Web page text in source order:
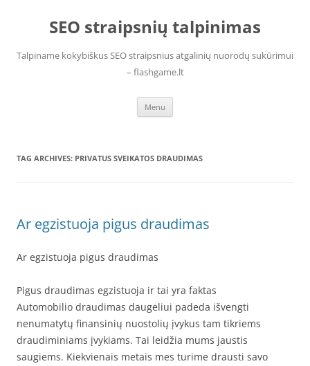
contentSEO straipsnių talpinimas
Talpiname kokybiškus SEO straipsnius atgalinių nuorodų sukūrimui
– flashgame.lt
Menu
TAG ARCHIVES: PRIVATUS SVEIKATOS DRAUDIMAS
Ar egzistuoja pigus draudimas
Ar egzistuoja pigus draudimas
Pigus draudimas egzistuoja ir tai yra faktas
Automobilio draudimas daugeliui padeda išvengti
nenumatytų finansinių nuostolių įvykus tam tikriems
draudiminiams įvykiams. Tai leidžia mums jaustis
saugiems. Kiekvienais metais mes turime drausti savo